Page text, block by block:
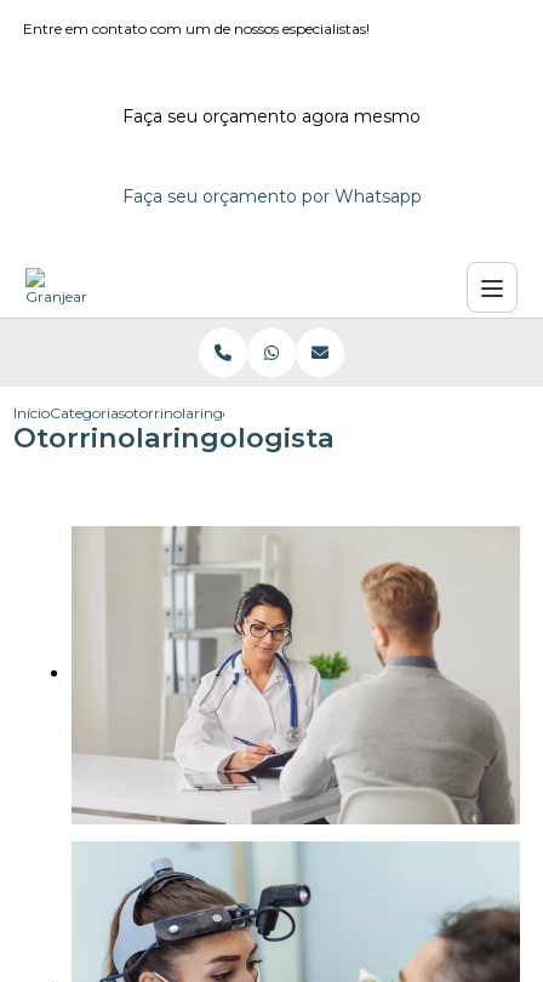
Entre em contato com um de nossos especialistas!
Faça seu orçamento agora mesmo
Faça seu orçamento por Whatsapp
InícioCategoriasotorrinolaringologista
Otorrinolaringologista